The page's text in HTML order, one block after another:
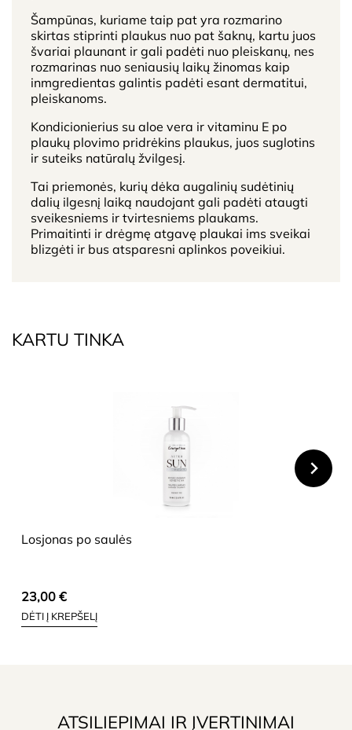
Šampūnas, kuriame taip pat yra rozmarino
skirtas stiprinti plaukus nuo pat šaknų, kartu juos
švariai plaunant ir gali padėti nuo pleiskanų, nes
rozmarinas nuo seniausių laikų žinomas kaip
inmgredientas galintis padėti esant dermatitui,
pleiskanoms.
Kondicionierius su aloe vera ir vitaminu E po
plaukų plovimo pridrėkins plaukus, juos suglotins
ir suteiks natūralų žvilgesį.
Tai priemonės, kurių dėka augalinių sudėtinių
dalių ilgesnį laiką naudojant gali padėti ataugti
sveikesniems ir tvirtesniems plaukams.
Primaitinti ir drėgmę atgavę plaukai ims sveikai
blizgėti ir bus atsparesni aplinkos poveikiui.
KARTU TINKA
Losjonas po saulės
23,00 €
DĖTI Į KREPŠELĮ
ATSILIEPIMAI IR ĮVERTINIMAI